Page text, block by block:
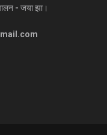
- जया झा।